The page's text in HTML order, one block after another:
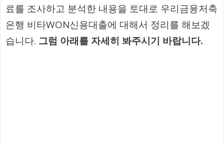
료를 조사하고 분석한 내용을 토대로 우리금융저축
은행 비타WON신용대출에 대해서 정리를 해보겠
습니다. 그럼 아래를 자세히 봐주시기 바랍니다.